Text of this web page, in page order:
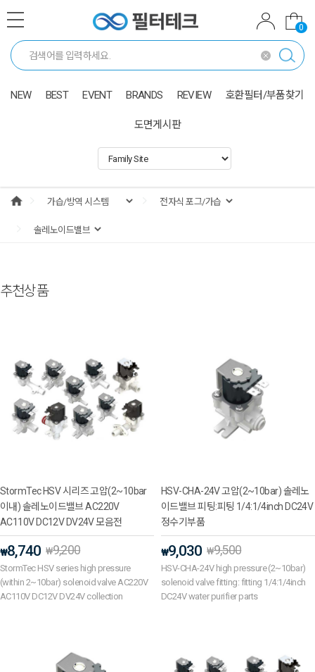
0
NEW BEST EVENT BRANDS REVIEW 호환필터/부품찾기
도면게시판
추천상품
StormTec HSV 시리즈 고압(2~10bar
이내) 솔레노이드밸브 AC220V
AC110V DC12V DV24V 모음전
₩8,740 ₩9,200
StormTec HSV series high pressure
(within 2~10bar) solenoid valve AC220V
AC110V DC12V DV24V collection
HSV-CHA-24V 고압(2~10bar) 솔레노
이드밸브 피팅:피팅 1/4:1/4inch DC24V
정수기부품
₩9,030 ₩9,500
HSV-CHA-24V high pressure (2~10bar)
solenoid valve fitting: fitting 1/4:1/4inch
DC24V water purifier parts